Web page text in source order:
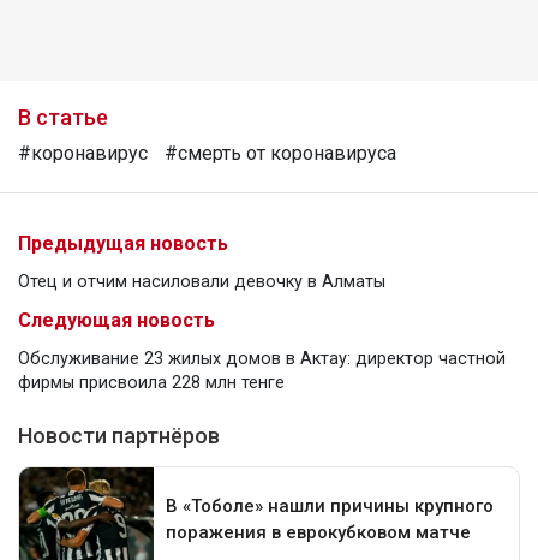
В статье
#коронавирус #смерть от коронавируса
Предыдущая новость
Отец и отчим насиловали девочку в Алматы
Следующая новость
Обслуживание 23 жилых домов в Актау: директор частной
фирмы присвоила 228 млн тенге